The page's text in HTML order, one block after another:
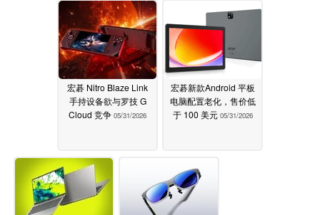
宏碁 Nitro Blaze Link
手持设备欲与罗技 G
Cloud 竞争 05/31/2026
宏碁新款Android 平板
电脑配置老化，售价低
于 100 美元 05/31/2026